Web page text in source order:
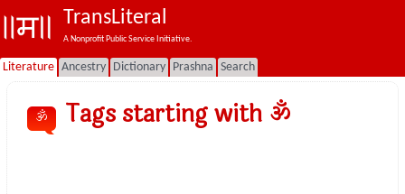
TransLiteral
A Nonprofit Public Service Initiative.
Literature Ancestry Dictionary Prashna Search
ॐ Tags starting with ॐ